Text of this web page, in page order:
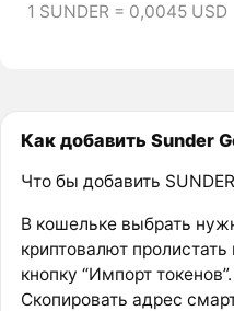
1 SUNDER = 0,0045 USD
Как добавить Sunder
Что бы добавить
В кошельке выбрать
криптовалют
кнопку “Импорт токенов”.
Скопировать адрес